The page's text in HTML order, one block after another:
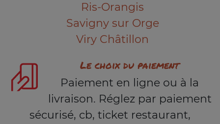
Ris-Orangis
Savigny sur Orge
Viry Châtillon
Le choix du paiement
Paiement en ligne ou à la
livraison. Réglez par paiement
sécurisé, cb, ticket restaurant,